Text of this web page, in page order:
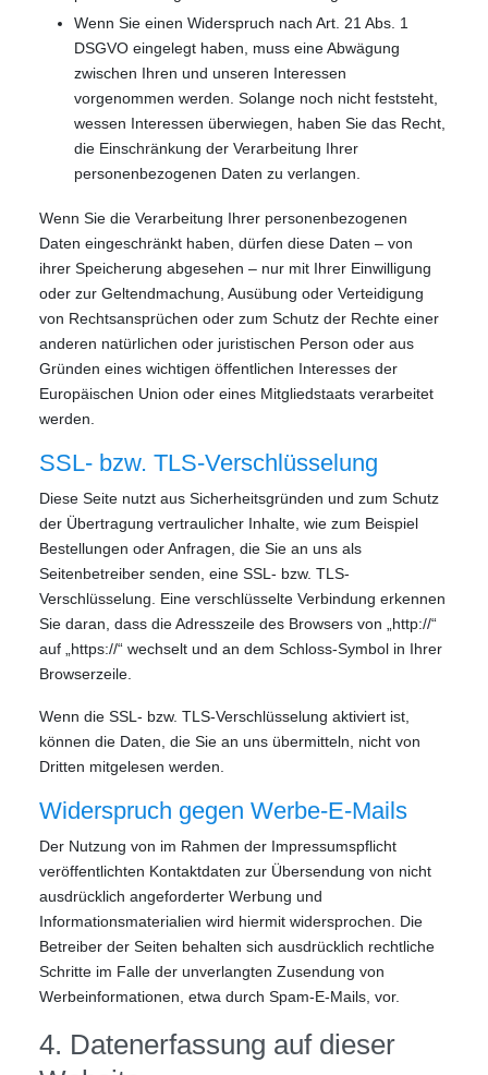
Wenn Sie einen Widerspruch nach Art. 21 Abs. 1
DSGVO eingelegt haben, muss eine Abwägung
zwischen Ihren und unseren Interessen
vorgenommen werden. Solange noch nicht feststeht,
wessen Interessen überwiegen, haben Sie das Recht,
die Einschränkung der Verarbeitung Ihrer
personenbezogenen Daten zu verlangen.
Wenn Sie die Verarbeitung Ihrer personenbezogenen
Daten eingeschränkt haben, dürfen diese Daten – von
ihrer Speicherung abgesehen – nur mit Ihrer Einwilligung
oder zur Geltendmachung, Ausübung oder Verteidigung
von Rechtsansprüchen oder zum Schutz der Rechte einer
anderen natürlichen oder juristischen Person oder aus
Gründen eines wichtigen öffentlichen Interesses der
Europäischen Union oder eines Mitgliedstaats verarbeitet
werden.
SSL- bzw. TLS-Verschlüsselung
Diese Seite nutzt aus Sicherheitsgründen und zum Schutz
der Übertragung vertraulicher Inhalte, wie zum Beispiel
Bestellungen oder Anfragen, die Sie an uns als
Seitenbetreiber senden, eine SSL- bzw. TLS-
Verschlüsselung. Eine verschlüsselte Verbindung erkennen
Sie daran, dass die Adresszeile des Browsers von „http://“
auf „https://“ wechselt und an dem Schloss-Symbol in Ihrer
Browserzeile.
Wenn die SSL- bzw. TLS-Verschlüsselung aktiviert ist,
können die Daten, die Sie an uns übermitteln, nicht von
Dritten mitgelesen werden.
Widerspruch gegen Werbe-E-Mails
Der Nutzung von im Rahmen der Impressumspflicht
veröffentlichten Kontaktdaten zur Übersendung von nicht
ausdrücklich angeforderter Werbung und
Informationsmaterialien wird hiermit widersprochen. Die
Betreiber der Seiten behalten sich ausdrücklich rechtliche
Schritte im Falle der unverlangten Zusendung von
Werbeinformationen, etwa durch Spam-E-Mails, vor.
4. Datenerfassung auf dieser